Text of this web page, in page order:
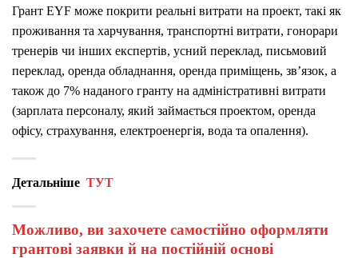
Грант EYF може покрити реальні витрати на проект, такі як
проживання та харчування, транспортні витрати, гонорари
тренерів чи інших експертів, усний переклад, письмовий
переклад, оренда обладнання, оренда приміщень, зв’язок, а
також до 7% наданого гранту на адміністративні витрати
(зарплата персоналу, який займається проектом, оренда
офісу, страхування, електроенергія, вода та опалення).
Детальніше ТУТ
Можливо, ви захочете самостійно оформляти
грантові заявки й на постійній основі